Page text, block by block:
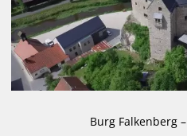
Burg Falkenberg –